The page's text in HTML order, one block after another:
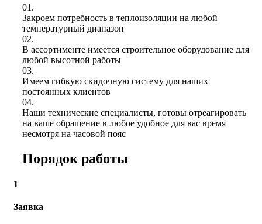
01.
Закроем потребность в теплоизоляции на любой
температурный диапазон
02.
В ассортименте имеется строительное оборудование для
любой высотной работы
03.
Имеем гибкую скидочную систему для наших
постоянных клиентов
04.
Наши технические специалисты, готовы отреагировать
на ваше обращение в любое удобное для вас время
несмотря на часовой пояс
Порядок работы
1
Заявка